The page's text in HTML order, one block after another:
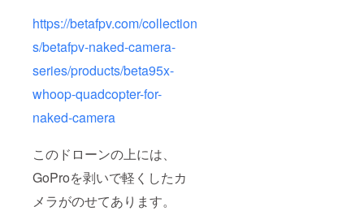
https://betafpv.com/collection
s/betafpv-naked-camera-
series/products/beta95x-
whoop-quadcopter-for-
naked-camera
このドローンの上には、
GoProを剥いで軽くしたカ
メラがのせてあります。